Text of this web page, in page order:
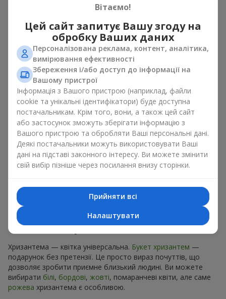
отримає такий подарунок. Хризантеми рожеві — квіти, що
відношенні до вашого адресату. Спокійно даруйте букет
рожевих хризантем своїм коханим жінкам , донькам,
дружинам, мамам і, навіть, колегам по роботі . Цей
емоційний жест з радістю прийме будь-яка жінка. Адже,
якщо і говорити про дійсно жіночий букет
, то букет
рожевих хризантем точно підпадає під це визначення.
Коли обирати рожеві
хризантеми для подарунка
Букет рожевих хризантем — натуральна краса, що дарує
справжні емоції. Ніжні пелюстки захоплюють погляд, а м’які
відтінки дарують відчуття спокою. Композиція з осінніх
квітів, де голова зірка хризантема рожева — це чудовий
романтичний настрій.
Значення відтінку рожевого в
хризантемах
Хризантема — квітка універсальна. Букет хризантем —
подарунок без претензії. Це просто вираз почуттів, що
дозволяє зробити приємне близький людині. Ви можете
вибирати білі, бордові, жовті, помаранчеві квіти, але саме
рожева хризантема є особливою.
Вітаємо!
Цей сайт запитує Вашу згоду на
обробку Ваших даних
Персоналізована реклама, контент, аналітика,
вимірювання ефективності
Збереження і/або доступ до інформації на
Вашому пристрої
Інформація з Вашого пристрою (наприклад, файли
cookie та унікальні ідентифікатори) буде доступна
постачальникам. Крім того, вони, а також цей сайт
або застосунок зможуть зберігати інформацію з
Вашого пристрою та обробляти Ваші персональні дані.
Деякі постачальники можуть використовувати Ваші
дані на підставі законного інтересу. Ви можете змінити
свій вибір пізніше через посилання внизу сторінки.
Прийняти всі
Налаштувати